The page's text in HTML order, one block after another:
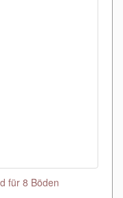
für 8 Böden